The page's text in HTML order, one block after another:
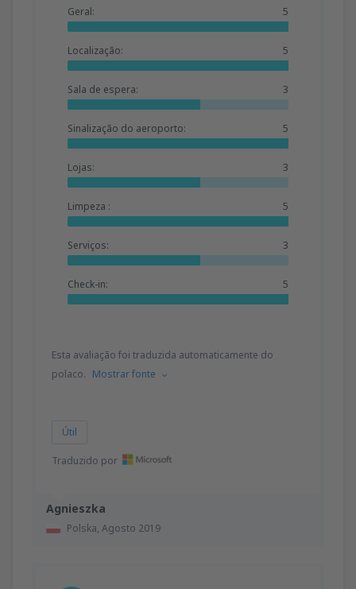
Agnieszka
Polska, Agosto 2019
Geral: 5
Localização: 5
Sala de espera: 3
Sinalização do aeroporto: 5
Lojas: 3
Limpeza : 5
Serviços: 3
Check-in: 5
Esta avaliação foi traduzida automaticamente do
polaco. Mostrar fonte
Útil
Traduzido por